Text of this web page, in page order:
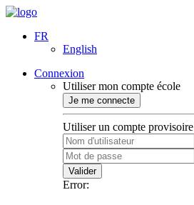
FR
English
Connexion
Utiliser mon compte école
Je me connecte
Utiliser un compte provisoire
Valider
Error: